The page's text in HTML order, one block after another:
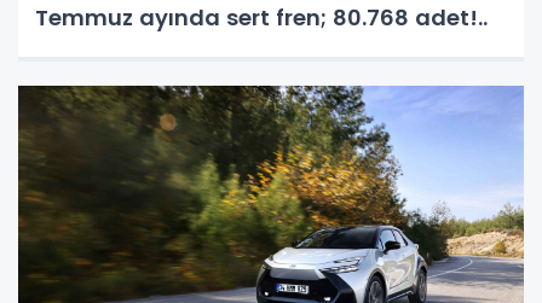
Temmuz ayında sert fren; 80.768 adet!..